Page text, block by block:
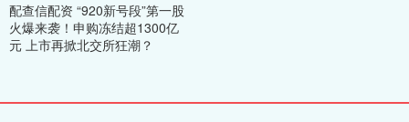
配查信配资 “920新号段”第一股
火爆来袭！申购冻结超1300亿
元 上市再掀北交所狂潮？